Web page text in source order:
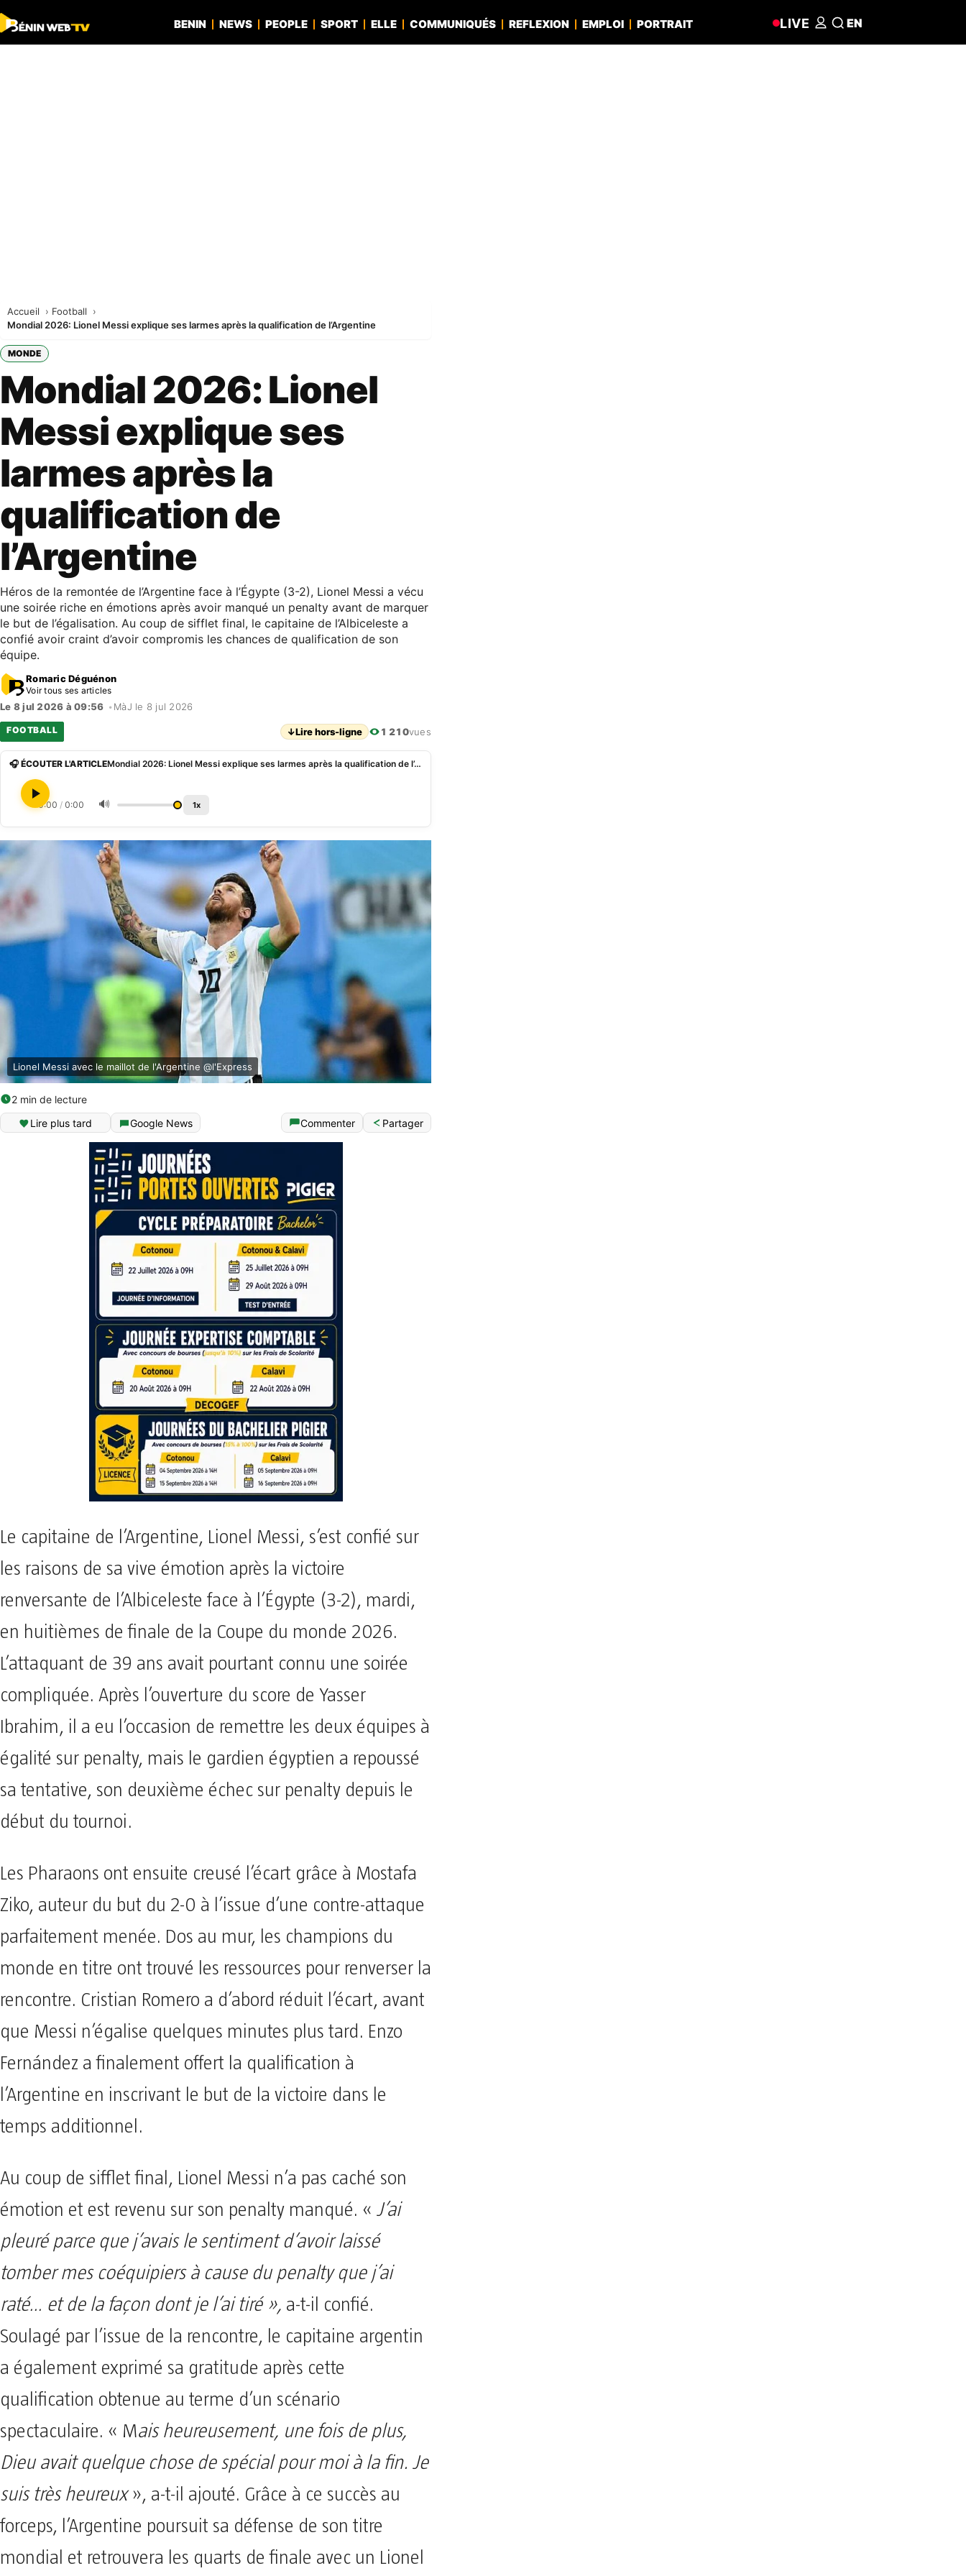
BENIN NEWS PEOPLE SPORT ELLE COMMUNIQUÉS REFLEXION EMPLOI PORTRAIT LIVE EN
Accueil
Football
Mondial 2026: Lionel Messi explique ses larmes après la qualification de l’Argentine
MONDE
Mondial 2026: Lionel
Messi explique ses
larmes après la
qualification de
l’Argentine
Héros de la remontée de l’Argentine face à l’Égypte (3-2), Lionel Messi a vécu
une soirée riche en émotions après avoir manqué un penalty avant de marquer
le but de l’égalisation. Au coup de sifflet final, le capitaine de l’Albiceleste a
confié avoir craint d’avoir compromis les chances de qualification de son
équipe.
Romaric Déguénon
Voir tous ses articles
Le 8 jul 2026 à 09:56 • MàJ le 8 jul 2026
FOOTBALL ↓Lire hors-ligne 1 210vues
🎧 ÉCOUTER L'ARTICLE Mondial 2026: Lionel Messi explique ses larmes après la qualification de l’Argentine
0:00 / 0:00 🔊 1x
Lionel Messi avec le maillot de l'Argentine @l'Express
2 min de lecture
Lire plus tard
Google News Commenter Partager
Le capitaine de l’Argentine, Lionel Messi, s’est confié sur
les raisons de sa vive émotion après la victoire
renversante de l’Albiceleste face à l’Égypte (3-2), mardi,
en huitièmes de finale de la Coupe du monde 2026.
L’attaquant de 39 ans avait pourtant connu une soirée
compliquée. Après l’ouverture du score de Yasser
Ibrahim, il a eu l’occasion de remettre les deux équipes à
égalité sur penalty, mais le gardien égyptien a repoussé
sa tentative, son deuxième échec sur penalty depuis le
début du tournoi.
Les Pharaons ont ensuite creusé l’écart grâce à Mostafa
Ziko, auteur du but du 2-0 à l’issue d’une contre-attaque
parfaitement menée. Dos au mur, les champions du
monde en titre ont trouvé les ressources pour renverser la
rencontre. Cristian Romero a d’abord réduit l’écart, avant
que Messi n’égalise quelques minutes plus tard. Enzo
Fernández a finalement offert la qualification à
l’Argentine en inscrivant le but de la victoire dans le
temps additionnel.
Au coup de sifflet final, Lionel Messi n’a pas caché son
émotion et est revenu sur son penalty manqué. « J’ai
pleuré parce que j’avais le sentiment d’avoir laissé
tomber mes coéquipiers à cause du penalty que j’ai
raté… et de la façon dont je l’ai tiré », a-t-il confié.
Soulagé par l’issue de la rencontre, le capitaine argentin
a également exprimé sa gratitude après cette
qualification obtenue au terme d’un scénario
spectaculaire. « Mais heureusement, une fois de plus,
Dieu avait quelque chose de spécial pour moi à la fin. Je
suis très heureux», a-t-il ajouté. Grâce à ce succès au
forceps, l’Argentine poursuit sa défense de son titre
mondial et retrouvera les quarts de finale avec un Lionel